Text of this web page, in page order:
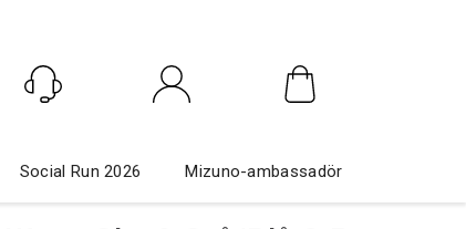
Social Run 2026 Mizuno-ambassadör